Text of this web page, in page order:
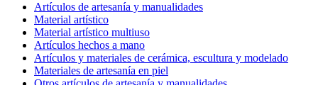
Artículos de artesanía y manualidades
Material artístico
Material artístico multiuso
Artículos hechos a mano
Artículos y materiales de cerámica, escultura y modelado
Materiales de artesanía en piel